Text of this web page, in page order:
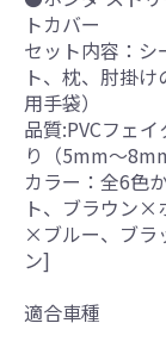
トカバー
セット内容：シ
ト、枕、肘掛
用手袋）
品質:PVCフェ
り（5mm～
カラー：全6色
ト、ブラウン×
×ブルー、ブラ
ン]
適合車種